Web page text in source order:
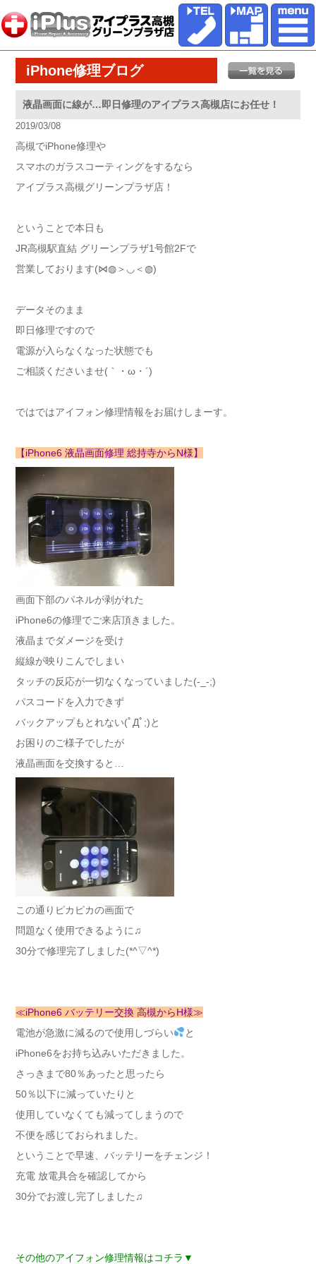
iPhone修理ブログ
液晶画面に線が…即日修理のアイプラス高槻店にお任せ！
2019/03/08
高槻でiPhone修理や
スマホのガラスコーティングをするなら
アイプラス高槻グリーンプラザ店！
ということで本日も
JR高槻駅直結 グリーンプラザ1号館2Fで
営業しております(⋈◍＞◡＜◍)
データそのまま
即日修理ですので
電源が入らなくなった状態でも
ご相談くださいませ(｀・ω・´)ゞ
ではではアイフォン修理情報をお届けしまーす。
【iPhone6 液晶画面修理 総持寺からN様】
画面下部のパネルが剥がれた
iPhone6の修理でご来店頂きました。
液晶までダメージを受け
縦線が映りこんでしまい
タッチの反応が一切なくなっていました(-_-;)
パスコードを入力できず
バックアップもとれない(ﾟДﾟ;)と
お困りのご様子でしたが
液晶画面を交換すると…
この通りピカピカの画面で
問題なく使用できるように♫
30分で修理完了しました(*^▽^*)
≪iPhone6 バッテリー交換 高槻からH様≫
電池が急激に減るので使用しづらい
と
iPhone6をお持ち込みいただきました。
さっきまで80％あったと思ったら
50％以下に減っていたりと
使用していなくても減ってしまうので
不便を感じておられました。
ということで早速、バッテリーをチェンジ！
充電 放電具合を確認してから
30分でお渡し完了しました♫
その他のアイフォン修理情報はコチラ▼